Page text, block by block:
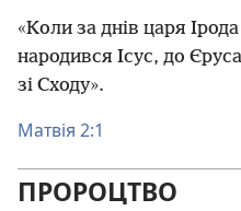
«Коли за днів царя
народився Ісус, до
зі Сходу».
Матвія 2:1
ПРОРОЦТВО